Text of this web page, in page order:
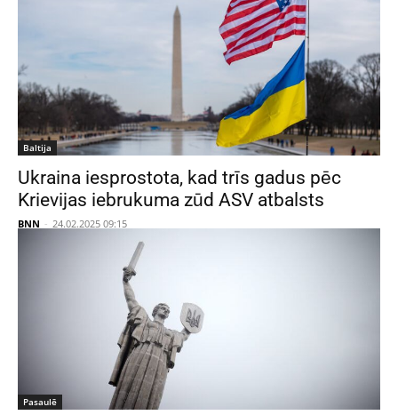
Baltija
Ukraina iesprostota, kad trīs gadus pēc
Krievijas iebrukuma zūd ASV atbalsts
BNN - 24.02.2025 09:15
Pasaulē